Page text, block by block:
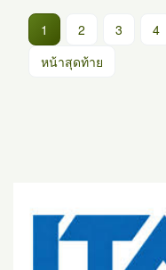
1 (current)
2 3 4
หน้าสุดท้าย